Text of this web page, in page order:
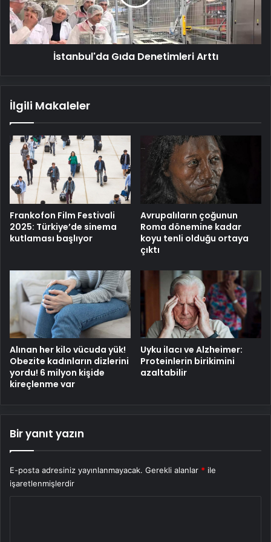
İstanbul'da Gıda Denetimleri Arttı
İlgili Makaleler
Frankofon Film Festivali
2025: Türkiye’de sinema
kutlaması başlıyor
Avrupalıların çoğunun
Roma dönemine kadar
koyu tenli olduğu ortaya
çıktı
Alınan her kilo vücuda yük!
Obezite kadınların dizlerini
yordu! 6 milyon kişide
kireçlenme var
Uyku ilacı ve Alzheimer:
Proteinlerin birikimini
azaltabilir
Bir yanıt yazın
E-posta adresiniz yayınlanmayacak. Gerekli alanlar * ile
işaretlenmişlerdir